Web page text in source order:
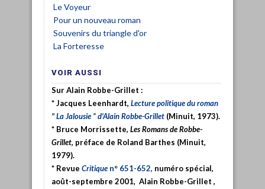
Le Voyeur
Pour un nouveau roman
Souvenirs du triangle d'or
La Forteresse
VOIR AUSSI
Sur Alain Robbe-Grillet :
* Jacques Leenhardt, Lecture politique du roman
" La Jalousie ” d'Alain Robbe-Grillet (Minuit, 1973).
* Bruce Morrissette, Les Romans de Robbe-
Grillet, préface de Roland Barthes (Minuit,
1979).
* Revue Critique n° 651-652, numéro spécial,
août-septembre 2001, Alain Robbe-Grillet ,